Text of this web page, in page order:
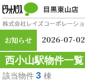
お知らせ 2026-07-02
西小山駅物件一覧
該当物件 3 棟